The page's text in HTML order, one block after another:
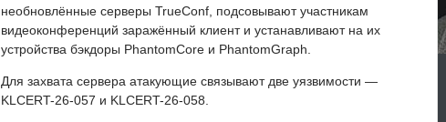
необновлённые серверы TrueConf, подсовывают участникам
видеоконференций заражённый клиент и устанавливают на их
устройства бэкдоры PhantomCore и PhantomGraph.
Для захвата сервера атакующие связывают две уязвимости —
KLCERT-26-057 и KLCERT-26-058.